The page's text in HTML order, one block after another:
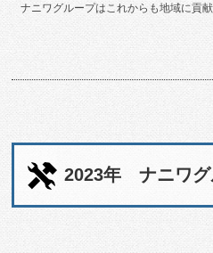
ナニワグループはこれからも地域に貢
2023年 ナニワグ